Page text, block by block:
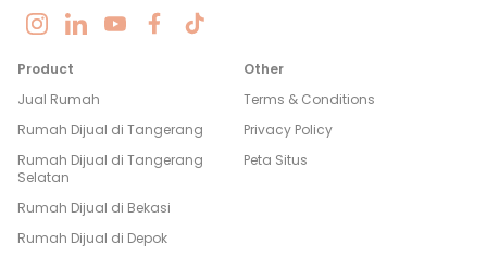
Product
Jual Rumah
Rumah Dijual di Tangerang
Rumah Dijual di Tangerang
Selatan
Rumah Dijual di Bekasi
Rumah Dijual di Depok
Other
Terms & Conditions
Privacy Policy
Peta Situs